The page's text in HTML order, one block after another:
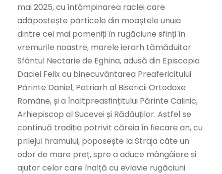
mai 2025, cu întâmpinarea raclei care
adăpostește părticele din moaștele unuia
dintre cei mai pomeniți în rugăciune sfinți în
vremurile noastre, marele ierarh tămăduitor
Sfântul Nectarie de Eghina, adusă din Episcopia
Daciei Felix cu binecuvântarea Preafericitului
Părinte Daniel, Patriarh al Bisericii Ortodoxe
Române, și a Înaltpreasfințitului Părinte Calinic,
Arhiepiscop al Sucevei și Rădăuților. Astfel se
continuă tradiția potrivit căreia în fiecare an, cu
prilejul hramului, poposește la Straja câte un
odor de mare preț, spre a aduce mângâiere și
ajutor celor care înalță cu evlavie rugăciuni